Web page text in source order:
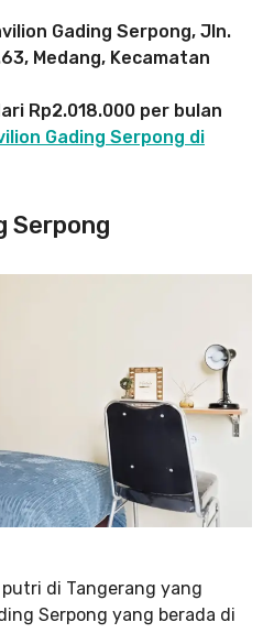
Gading Serpong, Jln.
Medang, Kecamatan
Rp2.018.000 per bulan
Gading Serpong di
Serpong
di Tangerang yang
Serpong yang berada di